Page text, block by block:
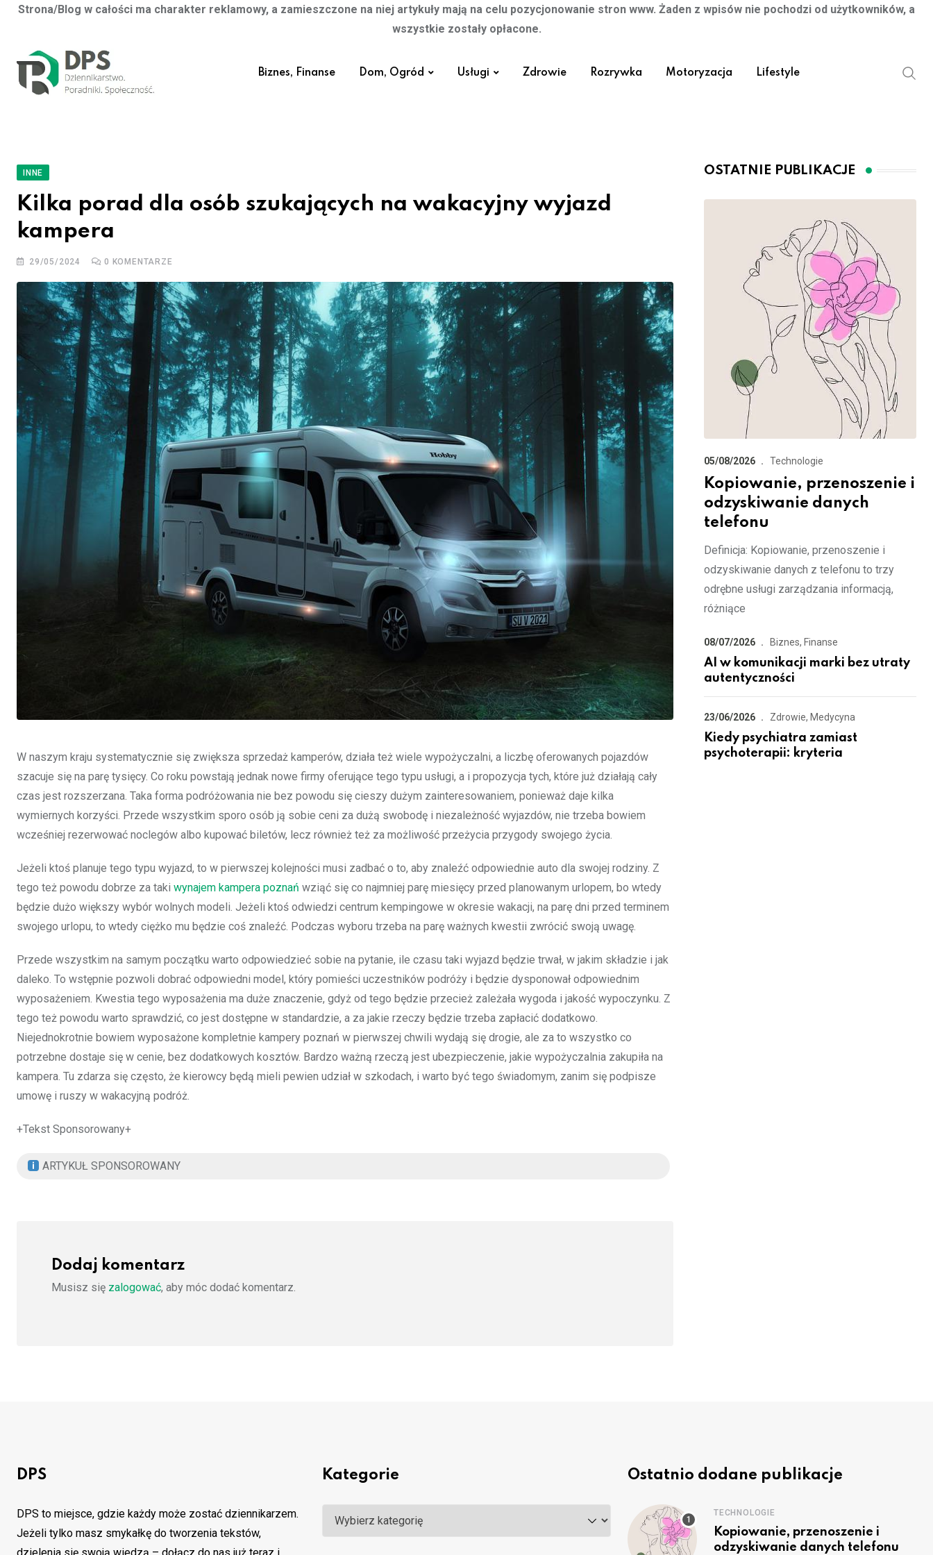
Strona/Blog w całości ma charakter reklamowy, a zamieszczone na niej artykuły mają na celu pozycjonowanie stron www. Żaden z wpisów nie pochodzi od użytkowników, a
wszystkie zostały opłacone.
content
Biznes, Finanse Dom, Ogród Usługi Zdrowie Rozrywka Motoryzacja Lifestyle
INNE
Kilka porad dla osób szukających na wakacyjny wyjazd
kampera
29/05/2024 0 KOMENTARZE
W naszym kraju systematycznie się zwiększa sprzedaż kamperów, działa też wiele wypożyczalni, a liczbę oferowanych pojazdów
szacuje się na parę tysięcy. Co roku powstają jednak nowe firmy oferujące tego typu usługi, a i propozycja tych, które już działają cały
czas jest rozszerzana. Taka forma podróżowania nie bez powodu się cieszy dużym zainteresowaniem, ponieważ daje kilka
wymiernych korzyści. Przede wszystkim sporo osób ją sobie ceni za dużą swobodę i niezależność wyjazdów, nie trzeba bowiem
wcześniej rezerwować noclegów albo kupować biletów, lecz również też za możliwość przeżycia przygody swojego życia.
Jeżeli ktoś planuje tego typu wyjazd, to w pierwszej kolejności musi zadbać o to, aby znaleźć odpowiednie auto dla swojej rodziny. Z
tego też powodu dobrze za taki wynajem kampera poznań wziąć się co najmniej parę miesięcy przed planowanym urlopem, bo wtedy
będzie dużo większy wybór wolnych modeli. Jeżeli ktoś odwiedzi centrum kempingowe w okresie wakacji, na parę dni przed terminem
swojego urlopu, to wtedy ciężko mu będzie coś znaleźć. Podczas wyboru trzeba na parę ważnych kwestii zwrócić swoją uwagę.
Przede wszystkim na samym początku warto odpowiedzieć sobie na pytanie, ile czasu taki wyjazd będzie trwał, w jakim składzie i jak
daleko. To wstępnie pozwoli dobrać odpowiedni model, który pomieści uczestników podróży i będzie dysponował odpowiednim
wyposażeniem. Kwestia tego wyposażenia ma duże znaczenie, gdyż od tego będzie przecież zależała wygoda i jakość wypoczynku. Z
tego też powodu warto sprawdzić, co jest dostępne w standardzie, a za jakie rzeczy będzie trzeba zapłacić dodatkowo.
Niejednokrotnie bowiem wyposażone kompletnie kampery poznań w pierwszej chwili wydają się drogie, ale za to wszystko co
potrzebne dostaje się w cenie, bez dodatkowych kosztów. Bardzo ważną rzeczą jest ubezpieczenie, jakie wypożyczalnia zakupiła na
kampera. Tu zdarza się często, że kierowcy będą mieli pewien udział w szkodach, i warto być tego świadomym, zanim się podpisze
umowę i ruszy w wakacyjną podróż.
+Tekst Sponsorowany+
ARTYKUŁ SPONSOROWANY
Dodaj komentarz
Musisz się zalogować, aby móc dodać komentarz.
OSTATNIE PUBLIKACJE
05/08/2026 Technologie
Kopiowanie, przenoszenie i
odzyskiwanie danych
telefonu
Definicja: Kopiowanie, przenoszenie i
odzyskiwanie danych z telefonu to trzy
odrębne usługi zarządzania informacją,
różniące
08/07/2026 Biznes, Finanse
AI w komunikacji marki bez utraty
autentyczności
23/06/2026 Zdrowie, Medycyna
Kiedy psychiatra zamiast
psychoterapii: kryteria
DPS
DPS to miejsce, gdzie każdy może zostać dziennikarzem.
Jeżeli tylko masz smykałkę do tworzenia tekstów,
Kategorie
Kategorie
Ostatnio dodane publikacje
TECHNOLOGIE
Kopiowanie, przenoszenie i
odzyskiwanie danych telefonu